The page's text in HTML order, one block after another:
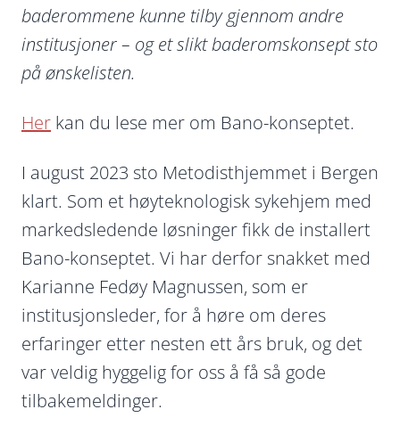
baderommene kunne tilby gjennom andre
institusjoner – og et slikt baderomskonsept sto
på ønskelisten.
Her kan du lese mer om Bano-konseptet.
I august 2023 sto Metodisthjemmet i Bergen
klart. Som et høyteknologisk sykehjem med
markedsledende løsninger fikk de installert
Bano-konseptet. Vi har derfor snakket med
Karianne Fedøy Magnussen, som er
institusjonsleder, for å høre om deres
erfaringer etter nesten ett års bruk, og det
var veldig hyggelig for oss å få så gode
tilbakemeldinger.